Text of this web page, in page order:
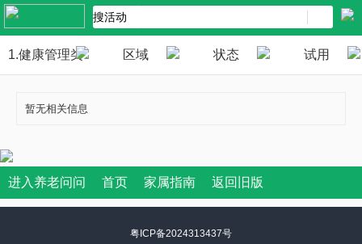
1.健康管理类 区域 状态 试用
暂无相关信息
进入养老问问 首页 家属指南 返回旧版
粤ICP备2024313437号